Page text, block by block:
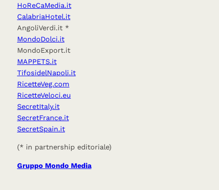
HoReCaMedia.it
CalabriaHotel.it
AngoliVerdi.it *
MondoDolci.it
MondoExport.it
MAPPETS.it
TifosidelNapoli.it
RicetteVeg.com
RicetteVeloci.eu
SecretItaly.it
SecretFrance.it
SecretSpain.it
(* in partnership editoriale)
Gruppo Mondo Media